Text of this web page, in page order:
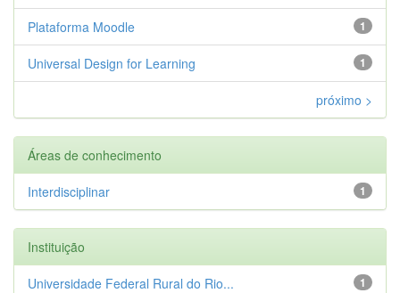
1
Plataforma Moodle
1
Universal Design for Learning
próximo >
Áreas de conhecimento
1
Interdisciplinar
Instituição
1
Universidade Federal Rural do Rio...